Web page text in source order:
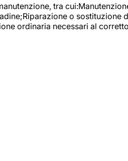
tra
o sostituzione
ordinaria necessari al